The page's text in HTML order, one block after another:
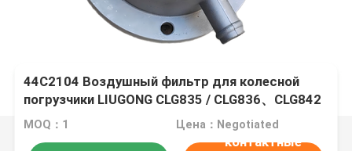
44C2104 Воздушный фильтр для колесной
погрузчики LIUGONG CLG835 / CLG836、CLG842
/ CLG848、ZL30E / ZL30F Экскаватор CLG908D /
CLG908E、CLG910E / CLG913E
MOQ：1 Цена：Negotiated
контактные